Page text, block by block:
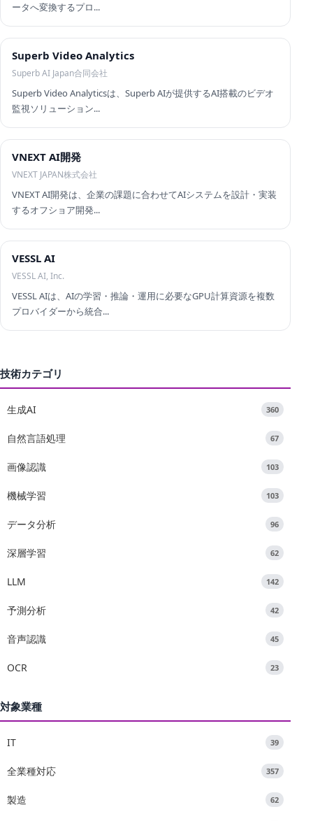
ータへ変換するプロ...
Superb Video Analytics
Superb AI Japan合同会社
Superb Video Analyticsは、Superb AIが提供するAI搭載のビデオ
監視ソリューション...
VNEXT AI開発
VNEXT JAPAN株式会社
VNEXT AI開発は、企業の課題に合わせてAIシステムを設計・実装
するオフショア開発...
VESSL AI
VESSL AI, Inc.
VESSL AIは、AIの学習・推論・運用に必要なGPU計算資源を複数
プロバイダーから統合...
技術カテゴリ
生成AI 360
自然言語処理 67
画像認識 103
機械学習 103
データ分析 96
深層学習 62
LLM 142
予測分析 42
音声認識 45
OCR 23
対象業種
IT 39
全業種対応 357
製造 62